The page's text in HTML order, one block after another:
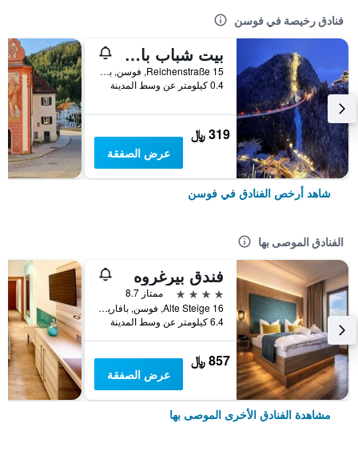
فنادق رخيصة في فوسن
بيت شباب بافاريا سيتي - بيت شباب بوتيكي
Reichenstraße 15, فوسن, بافاريا, ألمانيا
0.4 كيلومتر عن وسط المدينة
319 ﷼
عرض الصفقة
شاهد أرخص الفنادق في فوسن
الفنادق الموصى بها
فندق بيرغروه
4 نجوم
ممتاز 8.7
Alte Steige 16, فوسن, بافاريا, ألمانيا
6.4 كيلومتر عن وسط المدينة
857 ﷼
عرض الصفقة
مشاهدة الفنادق الأخرى الموصى بها